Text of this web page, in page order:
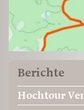
Berichte
Hochtour